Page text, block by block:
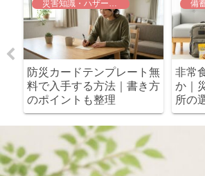
災害知識・ハザードと計画
防災カードテンプレート無
料で入手する方法｜書き方
のポイントも整理
非常
か｜
所の